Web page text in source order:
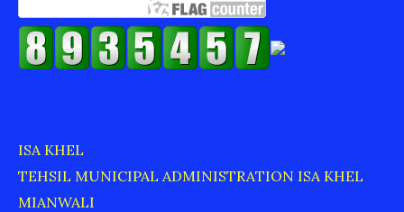
ISA KHEL
TEHSIL MUNICIPAL ADMINISTRATION ISA KHEL
MIANWALI